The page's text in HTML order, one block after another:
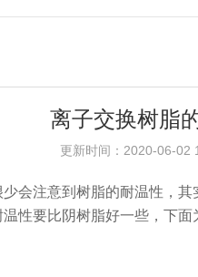
离子交换树脂
更新时间：2020-06-
会注意到树脂的耐温性，
性要比阴树脂好一些，下面